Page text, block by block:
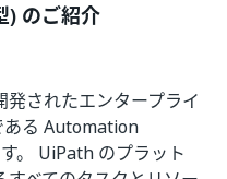
のご紹介
されたエンタープライ
ある Automation
。 UiPath のプラット